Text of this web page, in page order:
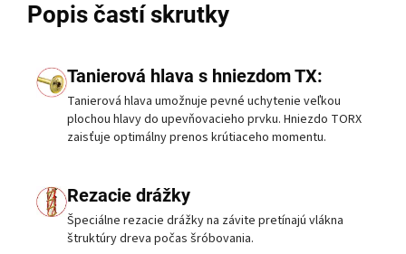
Popis častí skrutky
Tanierová hlava s hniezdom TX:
Tanierová hlava umožnuje pevné uchytenie veľkou
plochou hlavy do upevňovacieho prvku. Hniezdo TORX
zaisťuje optimálny prenos krútiaceho momentu.
Rezacie drážky
Špeciálne rezacie drážky na závite pretínajú vlákna
štruktúry dreva počas šróbovania.